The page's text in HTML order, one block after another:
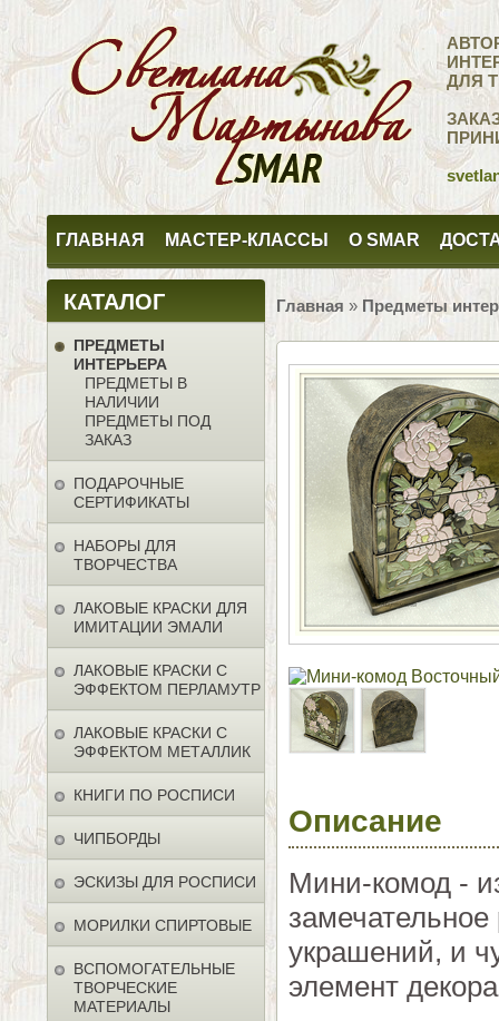
ДЛЯ
ГЛАВНАЯ МАСТЕР-КЛАССЫ О SMAR
КАТАЛОГ
ПРЕДМЕТЫ
ИНТЕРЬЕРА
ПРЕДМЕТЫ В
НАЛИЧИИ
ПРЕДМЕТЫ ПОД
ЗАКАЗ
ПОДАРОЧНЫЕ
СЕРТИФИКАТЫ
НАБОРЫ ДЛЯ
ТВОРЧЕСТВА
ЛАКОВЫЕ КРАСКИ ДЛЯ
ИМИТАЦИИ ЭМАЛИ
ЛАКОВЫЕ КРАСКИ С
ЭФФЕКТОМ ПЕРЛАМУТР
ЛАКОВЫЕ КРАСКИ С
ЭФФЕКТОМ МЕТАЛЛИК
КНИГИ ПО РОСПИСИ
ЧИПБОРДЫ
ЭСКИЗЫ ДЛЯ РОСПИСИ
МОРИЛКИ СПИРТОВЫЕ
ВСПОМОГАТЕЛЬНЫЕ
ТВОРЧЕСКИЕ
МАТЕРИАЛЫ
Главная » Предметы
Описание
Мини-комод -
украшений, и
элемент